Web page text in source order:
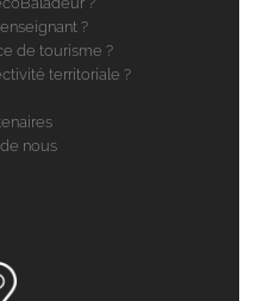
?
de tourisme ?
territoriale ?
nous